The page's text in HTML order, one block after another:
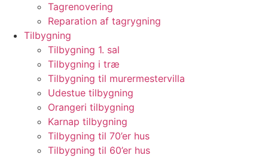
Tagrenovering
Reparation af tagrygning
Tilbygning
Tilbygning 1. sal
Tilbygning i træ
Tilbygning til murermestervilla
Udestue tilbygning
Orangeri tilbygning
Karnap tilbygning
Tilbygning til 70’er hus
Tilbygning til 60’er hus